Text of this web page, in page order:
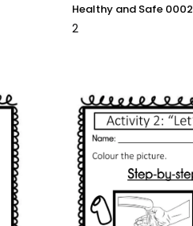
Healthy and Safe 0002
2